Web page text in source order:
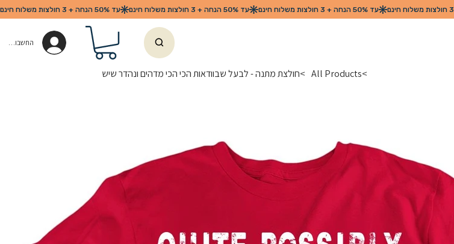
החשבון שלי
>
All Products
>חולצת מתנה - לבעל שבוודאות הכי הכי מדהים ונהדר שיש